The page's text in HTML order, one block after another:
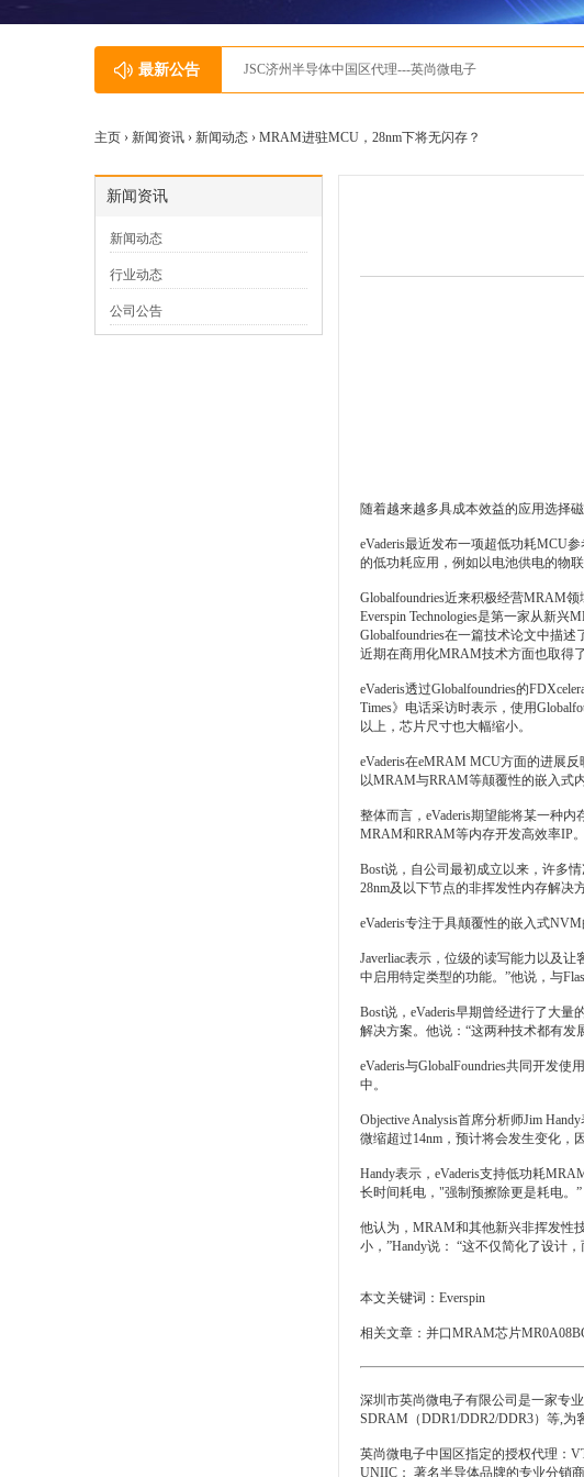
最新公告 JSC济州半导体中国区代理---英尚微电子
主页 › 新闻资讯 › 新闻动态 › MRAM进驻MCU，28nm下将无闪存？
新闻资讯
新闻动态
行业动态
公司公告
随着越来越多具成本效益的应用选择
eVaderis最近发布一项超低功耗MCU
的低功耗应用，例如以电池供电的物
Globalfoundries近来积极经营MRAM
Everspin Technologies是第一家从新
Globalfoundries在一篇技术论文中描述
近期在商用化MRAM技术方面也取得了
eVaderis透过Globalfoundries的
Times》电话采访时表示，使用
以上，芯片尺寸也大幅缩小。
eVaderis在eMRAM MCU方面的进展
以MRAM与RRAM等颠覆性的嵌入式
整体而言，eVaderis期望能将某一种
MRAM和RRAM等内存开发高效率IP。
Bost说，自公司最初成立以来，许多
28nm及以下节点的非挥发性内存解决
eVaderis专注于具颠覆性的嵌入式
Javerliac表示，位级的读写能力以及
中启用特定类型的功能。”他说，与
Bost说，eVaderis早期曾经进行了大
解决方案。他说：“这两种技术都有
eVaderis与GlobalFoundries共同开发
中。
Objective Analysis首席分析师Jim
微缩超过14nm，预计将会发生变化，
Handy表示，eVaderis支持低功耗
长时间耗电，"强制预擦除更是耗电。”
他认为，MRAM和其他新兴非挥发性
小，”Handy说： “这不仅简化了设计
本文关键词： Everspin
相关文章： 并口MRAM芯片
深圳市英尚微电子有限公司是一家专
SDRAM（DDR1/DDR2/DDR3）等,为
英尚微电子中国区指定的授权代理：
UNIIC； 著名半导体品牌的专业分销